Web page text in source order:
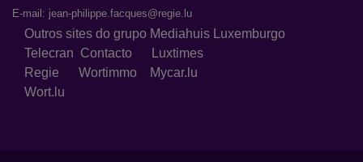
E-mail: jean-philippe.facques@regie.lu
Outros sites do grupo Mediahuis Luxemburgo
Telecran Contacto
Luxtimes
Regie Wortimmo
Mycar.lu
Wort.lu